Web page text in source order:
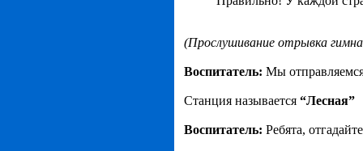
(Прослушивание отрывка
Воспитатель: Мы
Станция называется “Лесная”
Воспитатель: Ребята,